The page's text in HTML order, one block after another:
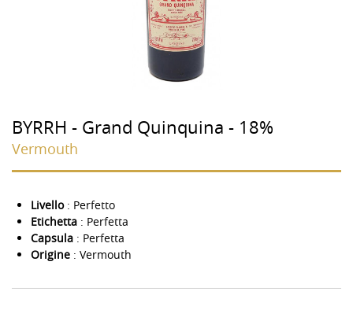
BYRRH - Grand Quinquina - 18%
Vermouth
Livello: Perfetto
Etichetta : Perfetta
Capsula : Perfetta
Origine : Vermouth